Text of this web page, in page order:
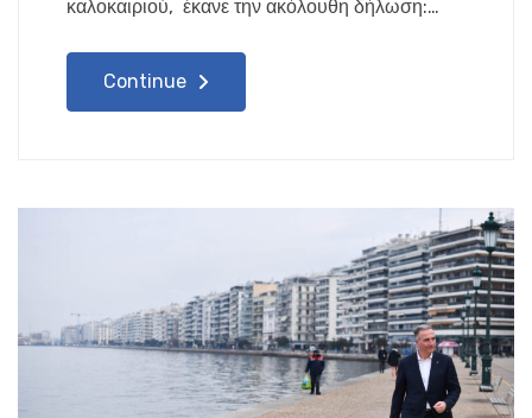
καλοκαιριού, έκανε την ακόλουθη δήλωση:…
Continue